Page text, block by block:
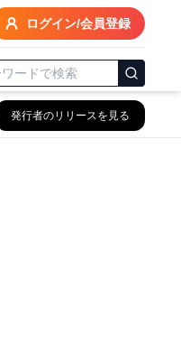
ログイン/会員登録
発行者のリリースを見る